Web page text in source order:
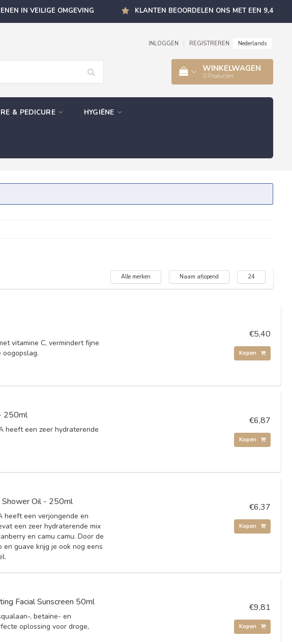
IN VEILIGE OMGEVING KLANTEN BEOORDELEN ONS MET EEN 9,4
INLOGGEN REGISTREREN Nederlands
WINKELWAGEN
0 Producten
& PEDICURE HYGIËNE
Alle merken Naam aflopend 24
vitamine C, vermindert fijne
€5,40
Kopen
250ml
heeft een zeer hydraterende
€6,87
Kopen
Shower Oil - 250ml
heeft een verjongende en
een zeer hydraterende mix
en camu camu. Door de
en guave krijg je ook nog eens
€6,37
Kopen
Facial Sunscreen 50ml
, betaïne- en
oplossing voor droge,
€9,81
Kopen